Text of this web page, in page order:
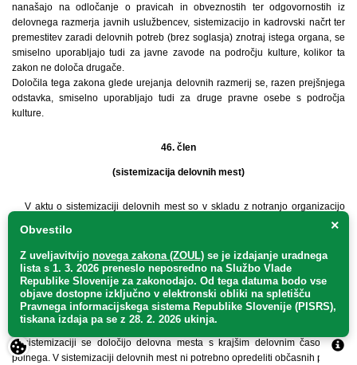
nanašajo na odločanje o pravicah in obveznostih ter odgovornostih iz
delovnega razmerja javnih uslužbencev, sistemizacijo in kadrovski načrt ter
premestitev zaradi delovnih potreb (brez soglasja) znotraj istega organa, se
smiselno uporabljajo tudi za javne zavode na področju kulture, kolikor ta
zakon ne določa drugače.
Določila tega zakona glede urejanja delovnih razmerij se, razen prejšnjega
odstavka, smiselno uporabljajo tudi za druge pravne osebe s področja
kulture.
46. člen
(sistemizacija delovnih mest)
V aktu o sistemizaciji delovnih mest so v skladu z notranjo organizacijo
določene vrste delovnih mest, potrebnih za izvajanje javne službe in drugih
dejavnosti javnega zavoda, ki so v skladu z namenom, zaradi katerega je
javni zavod ustanovljen.
Kadar to terja posebna narava dela na področju umetniške ali druge kulturne
dejavnosti, se v sistemizaciji lahko določijo delovna mesta, za katera se
delovna razmerja sklepajo za določen čas, ki ne sme biti daljši od trajanja
mandata direktorja oziroma ne več kot pet let. Za ponovno sklepanje
delovnega razmerja za določen čas ni omejitve.
V sistemizaciji se določijo delovna mesta s krajšim delovnim časom od
polnega. V sistemizaciji delovnih mest ni potrebno opredeliti občasnih potreb
×
Obvestilo
Z uveljavitvijo novega zakona (ZOUL) se je izdajanje uradnega
lista s 1. 3. 2026 preneslo neposredno na Službo Vlade
Republike Slovenije za zakonodajo. Od tega datuma bodo vse
objave dostopne izključno v elektronski obliki na spletišču
Pravnega informacijskega sistema Republike Slovenije (PISRS),
tiskana izdaja pa se z 28. 2. 2026 ukinja.